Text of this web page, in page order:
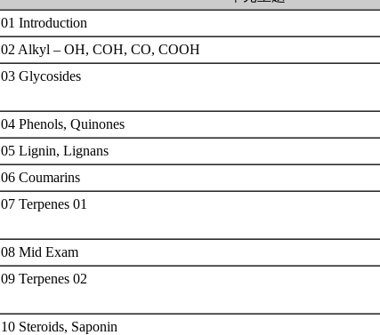
01 Introduction
02 Alkyl – OH, COH, CO, COOH
03 Glycosides
04 Phenols, Quinones
05 Lignin, Lignans
06 Coumarins
07 Terpenes 01
08 Mid Exam
09 Terpenes 02
10 Steroids, Saponin